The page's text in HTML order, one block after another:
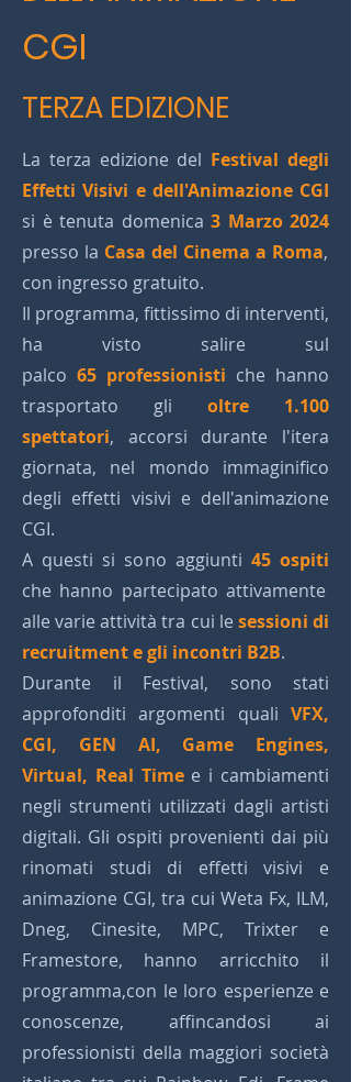
CGI
TERZA EDIZIONE
La terza edizione del Festival degli
Effetti Visivi e dell'Animazione CGI
si è tenuta domenica 3 Marzo 2024
presso la Casa del Cinema a Roma,
con ingresso gratuito.
Il programma, fittissimo di interventi,
ha visto salire sul
palco 65 professionisti che hanno
trasportato gli oltre 1.100
spettatori, accorsi durante l'itera
giornata, nel mondo immaginifico
degli effetti visivi e dell'animazione
CGI.
A questi si sono aggiunti 45 ospiti
che hanno partecipato attivamente
alle varie attività tra cui le sessioni di
recruitment e gli incontri B2B.
Durante il Festival, sono stati
approfonditi argomenti quali VFX,
CGI, GEN AI, Game Engines,
Virtual, Real Timee i cambiamenti
negli strumenti utilizzati dagli artisti
digitali. Gli ospiti provenienti dai più
rinomati studi di effetti visivi e
animazione CGI, tra cui Weta Fx, ILM,
Dneg, Cinesite, MPC, Trixter e
Framestore, hanno arricchito il
programma,con le loro esperienze e
conoscenze, affincandosi ai
professionisti della maggiori società